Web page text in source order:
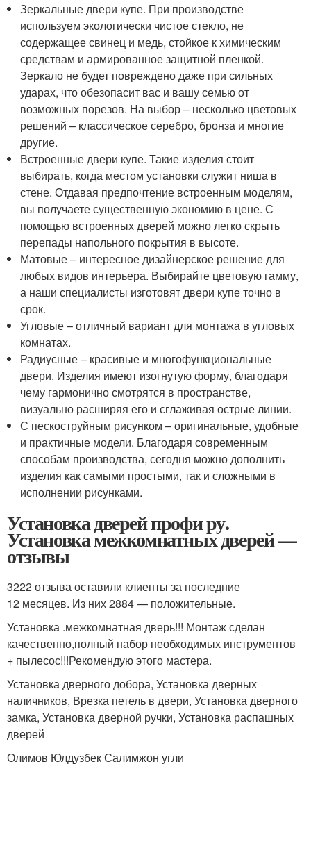
Зеркальные двери купе. При производстве
используем экологически чистое стекло, не
содержащее свинец и медь, стойкое к химическим
средствам и армированное защитной пленкой.
Зеркало не будет повреждено даже при сильных
ударах, что обезопасит вас и вашу семью от
возможных порезов. На выбор – несколько цветовых
решений – классическое серебро, бронза и многие
другие.
Встроенные двери купе. Такие изделия стоит
выбирать, когда местом установки служит ниша в
стене. Отдавая предпочтение встроенным моделям,
вы получаете существенную экономию в цене. С
помощью встроенных дверей можно легко скрыть
перепады напольного покрытия в высоте.
Матовые – интересное дизайнерское решение для
любых видов интерьера. Выбирайте цветовую гамму,
а наши специалисты изготовят двери купе точно в
срок.
Угловые – отличный вариант для монтажа в угловых
комнатах.
Радиусные – красивые и многофункциональные
двери. Изделия имеют изогнутую форму, благодаря
чему гармонично смотрятся в пространстве,
визуально расширяя его и сглаживая острые линии.
С пескоструйным рисунком – оригинальные, удобные
и практичные модели. Благодаря современным
способам производства, сегодня можно дополнить
изделия как самыми простыми, так и сложными в
исполнении рисунками.
Установка дверей профи ру.
Установка межкомнатных дверей —
отзывы
3222 отзыва оставили клиенты за последние
12 месяцев. Из них 2884 — положительные.
Установка .межкомнатная дверь!!! Монтаж сделан
качественно,полный набор необходимых инструментов
+ пылесос!!!Рекомендую этого мастера.
Установка дверного добора, Установка дверных
наличников, Врезка петель в двери, Установка дверного
замка, Установка дверной ручки, Установка распашных
дверей
Олимов Юлдузбек Салимжон угли